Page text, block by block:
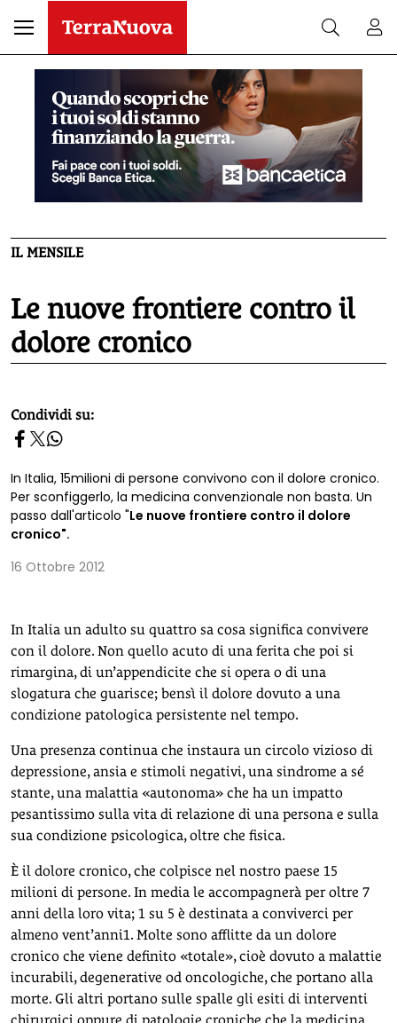
IL MENSILE
Le nuove frontiere contro il
dolore cronico
homepage h2
Condividi su:
In Italia, 15milioni di persone convivono con il dolore cronico.
Per sconfiggerlo, la medicina convenzionale non basta. Un
passo dall'articolo "Le nuove frontiere contro il dolore
cronico".
16 Ottobre 2012
In Italia un adulto su quattro sa cosa significa convivere
con il dolore. Non quello acuto di una ferita che poi si
rimargina, di un’appendicite che si opera o di una
slogatura che guarisce; bensì il dolore dovuto a una
condizione patologica persistente nel tempo.
Una presenza continua che instaura un circolo vizioso di
depressione, ansia e stimoli negativi, una sindrome a sé
stante, una malattia «autonoma» che ha un impatto
pesantissimo sulla vita di relazione di una persona e sulla
sua condizione psicologica, oltre che fisica.
È il dolore cronico, che colpisce nel nostro paese 15
milioni di persone. In media le accompagnerà per oltre 7
anni della loro vita; 1 su 5 è destinata a conviverci per
almeno vent’anni1. Molte sono afflitte da un dolore
cronico che viene definito «totale», cioè dovuto a malattie
incurabili, degenerative od oncologiche, che portano alla
morte. Gli altri portano sulle spalle gli esiti di interventi